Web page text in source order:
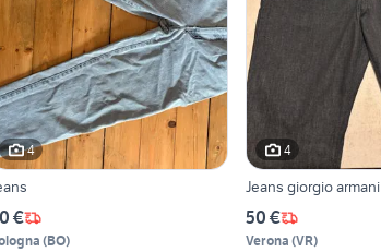
4
€
(BO)
4
Jeans giorgio armani
50 €
Verona (VR)